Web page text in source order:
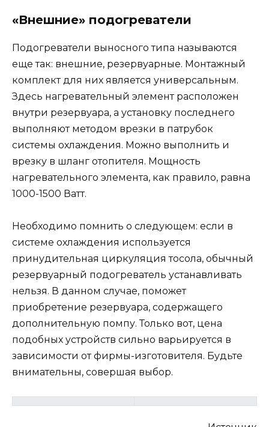
«Внешние» подогреватели
Подогреватели выносного типа называются
еще так: внешние, резервуарные. Монтажный
комплект для них является универсальным.
Здесь нагревательный элемент расположен
внутри резервуара, а установку последнего
выполняют методом врезки в патрубок
системы охлаждения. Можно выполнить и
врезку в шланг отопителя. Мощность
нагревательного элемента, как правило, равна
1000-1500 Ватт.
Необходимо помнить о следующем: если в
системе охлаждения используется
принудительная циркуляция тосола, обычный
резервуарный подогреватель устанавливать
нельзя. В данном случае, поможет
приобретение резервуара, содержащего
дополнительную помпу. Только вот, цена
подобных устройств сильно варьируется в
зависимости от фирмы-изготовителя. Будьте
внимательны, совершая выбор.